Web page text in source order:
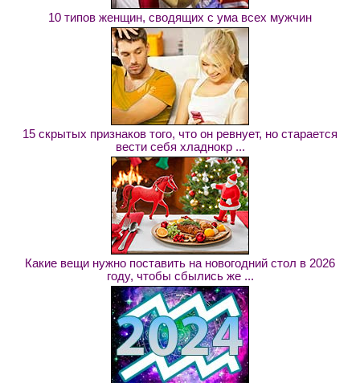
10 типов женщин, сводящих с ума всех мужчин
15 скрытых признаков того, что он ревнует, но старается
вести себя хладнокр ...
Какие вещи нужно поставить на новогодний стол в 2026
году, чтобы сбылись же ...